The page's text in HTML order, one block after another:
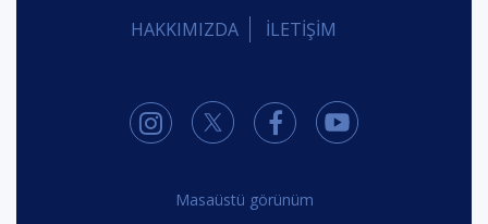
HAKKIMIZDA İLETİŞİM
Masaüstü görünüm